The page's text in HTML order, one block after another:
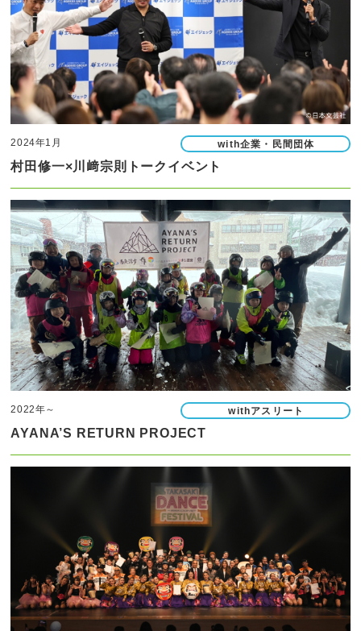
2024年1月 with企業・民間団体
村田修一×川﨑宗則トークイベント
2022年～ withアスリート
AYANA’S RETURN PROJECT